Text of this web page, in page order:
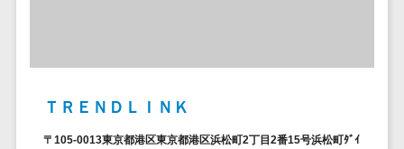
クラウド基盤
クローニング
ＴＲＥＮＤＬＩＮＫ
〒105-0013東京都港区東京都港区浜松町2丁目2番15号浜松町ﾀﾞｲ